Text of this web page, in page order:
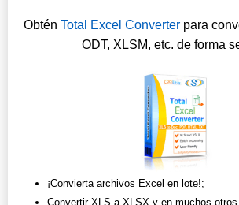
Obtén Total Excel Converterpara
ODT, XLSM, etc. de forma
¡Convierta archivos Excel en lote!;
Convertir XLS a XLSX y en muchos